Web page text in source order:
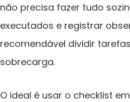
não precisa fazer tudo
executados e registrar
recomendável dividir
sobrecarga.
O ideal é usar o checklist